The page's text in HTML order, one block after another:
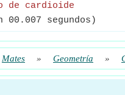
de cardioide
00.007 segundos)
Mates » Geometría »